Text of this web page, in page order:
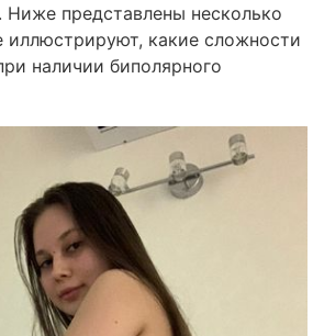
представлены несколько
иллюстрируют, какие сложности
наличии биполярного